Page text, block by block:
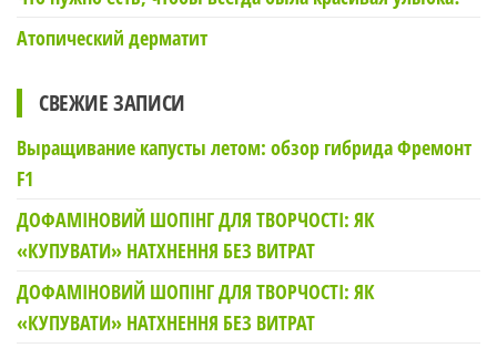
Атопический дерматит
СВЕЖИЕ ЗАПИСИ
Выращивание капусты летом: обзор гибрида Фремонт
F1
ДОФАМІНОВИЙ ШОПІНГ ДЛЯ ТВОРЧОСТІ: ЯК
«КУПУВАТИ» НАТХНЕННЯ БЕЗ ВИТРАТ
ДОФАМІНОВИЙ ШОПІНГ ДЛЯ ТВОРЧОСТІ: ЯК
«КУПУВАТИ» НАТХНЕННЯ БЕЗ ВИТРАТ